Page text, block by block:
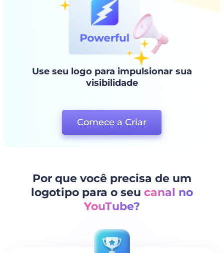
Use seu logo para impulsionar sua
visibilidade
Comece a Criar
Por que você precisa de um
logotipo para o seu canal no
YouTube?